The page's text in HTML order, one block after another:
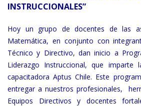
INSTRUCCIONALES”
Hoy un grupo de docentes de las
Matemática, en conjunto con
Técnico y Directivo, dan inicio a
Liderazgo Instruccional, que imparte
capacitadora Aptus Chile. Este
entregar a nuestros profesionales,
Equipos Directivos y docentes